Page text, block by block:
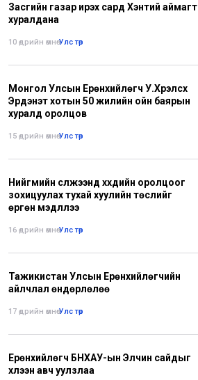
Засгийн газар ирэх сард Хэнтий аймагт
хуралдана
10 өдрийн өмнө•Улс төр
Монгол Улсын Ерөнхийлөгч У.Хүрэлсүх
Эрдэнэт хотын 50 жилийн ойн баярын
хуралд оролцов
15 өдрийн өмнө•Улс төр
Нийгмийн сүлжээнд хүүхдийн оролцоог
зохицуулах тухай хуулийн төслийг
өргөн мэдүүллээ
16 өдрийн өмнө•Улс төр
Тажикистан Улсын Ерөнхийлөгчийн
айлчлал өндөрлөлөө
17 өдрийн өмнө•Улс төр
Ерөнхийлөгч БНХАУ-ын Элчин сайдыг
хүлээн авч уулзлаа